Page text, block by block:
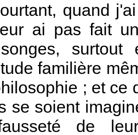
quand
ai pas fait
familière
; et ce
se soient
de